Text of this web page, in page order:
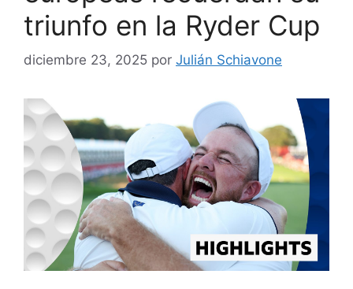
triunfo en la Ryder Cup
diciembre 23, 2025 por Julián Schiavone